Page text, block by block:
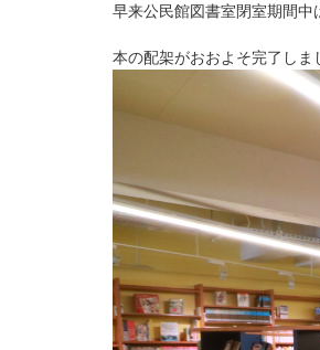
早来公民館図書室閉室期間中
本の配架がおおよそ完了しま